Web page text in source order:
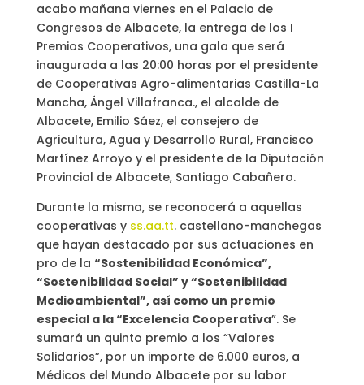
acabo mañana viernes en el Palacio de
Congresos de Albacete, la entrega de los I
Premios Cooperativos, una gala que será
inaugurada a las 20:00 horas por el presidente
de Cooperativas Agro-alimentarias Castilla-La
Mancha, Ángel Villafranca., el alcalde de
Albacete, Emilio Sáez, el consejero de
Agricultura, Agua y Desarrollo Rural, Francisco
Martínez Arroyo y el presidente de la Diputación
Provincial de Albacete, Santiago Cabañero.
Durante la misma, se reconocerá a aquellas
cooperativas y ss.aa.tt. castellano-manchegas
que hayan destacado por sus actuaciones en
pro de la “Sostenibilidad Económica”,
“Sostenibilidad Social” y “Sostenibilidad
Medioambiental”, así como un premio
especial a la “Excelencia Cooperativa”. Se
sumará un quinto premio a los “Valores
Solidarios”, por un importe de 6.000 euros, a
Médicos del Mundo Albacete por su labor